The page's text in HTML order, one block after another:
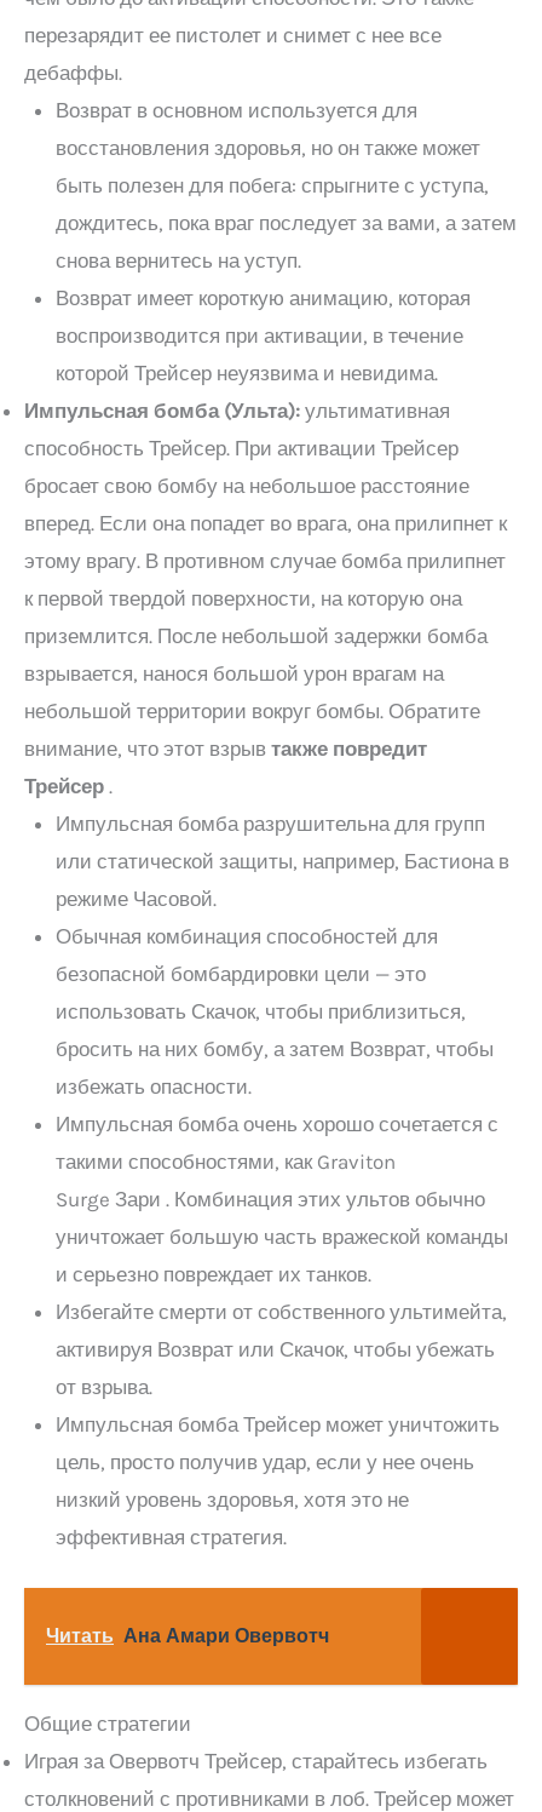
перезарядит ее пистолет и снимет с нее все
дебаффы.
Возврат в основном используется для
восстановления здоровья, но он также может
быть полезен для побега: спрыгните с уступа,
дождитесь, пока враг последует за вами, а затем
снова вернитесь на уступ.
Возврат имеет короткую анимацию, которая
воспроизводится при активации, в течение
которой Трейсер неуязвима и невидима.
Импульсная бомба (Ульта): ультимативная
способность Трейсер. При активации Трейсер
бросает свою бомбу на небольшое расстояние
вперед. Если она попадет во врага, она прилипнет к
этому врагу. В противном случае бомба прилипнет
к первой твердой поверхности, на которую она
приземлится. После небольшой задержки бомба
взрывается, нанося большой урон врагам на
небольшой территории вокруг бомбы. Обратите
внимание, что этот взрыв также повредит
Трейсер .
Импульсная бомба разрушительна для групп
или статической защиты, например, Бастиона в
режиме Часовой.
Обычная комбинация способностей для
безопасной бомбардировки цели — это
использовать Скачок, чтобы приблизиться,
бросить на них бомбу, а затем Возврат, чтобы
избежать опасности.
Импульсная бомба очень хорошо сочетается с
такими способностями, как Graviton
Surge Зари . Комбинация этих ультов обычно
уничтожает большую часть вражеской команды
и серьезно повреждает их танков.
Избегайте смерти от собственного ультимейта,
активируя Возврат или Скачок, чтобы убежать
от взрыва.
Импульсная бомба Трейсер может уничтожить
цель, просто получив удар, если у нее очень
низкий уровень здоровья, хотя это не
эффективная стратегия.
Читать Ана Амари Овервотч
Общие стратегии
Играя за Овервотч Трейсер, старайтесь избегать
столкновений с противниками в лоб. Трейсер может